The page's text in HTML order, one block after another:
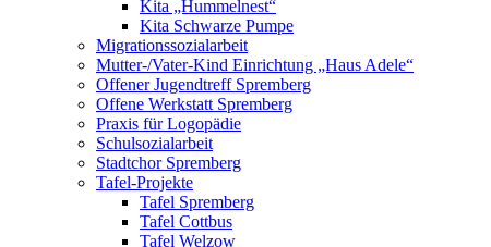
Kita „Hummelnest“
Kita Schwarze Pumpe
Migrationssozialarbeit
Mutter-/Vater-Kind Einrichtung „Haus Adele“
Offener Jugendtreff Spremberg
Offene Werkstatt Spremberg
Praxis für Logopädie
Schulsozialarbeit
Stadtchor Spremberg
Tafel-Projekte
Tafel Spremberg
Tafel Cottbus
Tafel Welzow